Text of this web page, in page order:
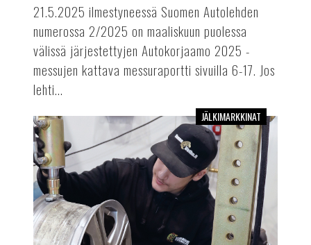
21.5.2025 ilmestyneessä Suomen Autolehden
numerossa 2/2025 on maaliskuun puolessa
välissä järjestettyjen Autokorjaamo 2025 -
messujen kattava messuraportti sivuilla 6-17. Jos
lehti...
Vuoden
2025
ensimmäinen
Suomen
Autolehti
on
myös
Autokorjaamo
JÄLKIMARKKINAT